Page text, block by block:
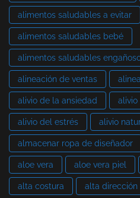
alimentos saludables a evitar
alimentos saludables bebé
alimentos saludables
alineación de ventas
alivio de la ansiedad alivio
alivio del estrés alivio
almacenar ropa de diseñador
aloe vera aloe vera piel
alta costura alta dirección